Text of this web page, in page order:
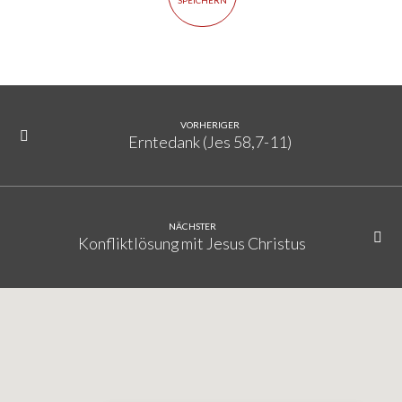
VORHERIGER
Erntedank (Jes 58,7-11)
NÄCHSTER
Konfliktlösung mit Jesus Christus